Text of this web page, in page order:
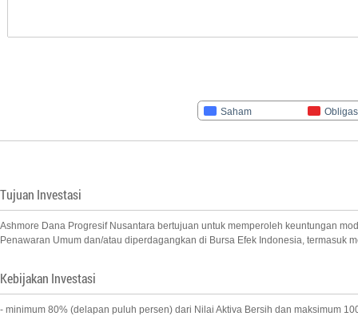
Saham
Tujuan Investasi
Ashmore Dana Progresif Nusantara bertujuan untuk memperoleh keuntungan
Penawaran Umum dan/atau diperdagangkan di Bursa Efek Indonesia,
Kebijakan Investasi
- minimum 80% (delapan puluh persen) dari Nilai Aktiva Bersih dan maksimum